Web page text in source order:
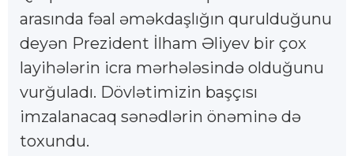
arasında fəal əməkdaşlığın qurulduğunu
deyən Prezident İlham Əliyev bir çox
layihələrin icra mərhələsində olduğunu
vurğuladı. Dövlətimizin başçısı
imzalanacaq sənədlərin önəminə də
toxundu.